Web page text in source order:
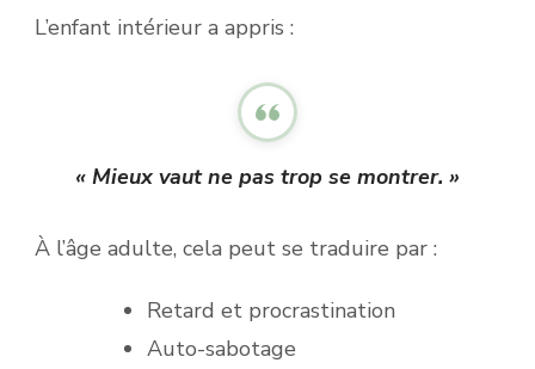
L’enfant intérieur a appris :
« Mieux vaut ne pas trop se montrer. »
À l’âge adulte, cela peut se traduire par :
Retard et procrastination
Auto-sabotage